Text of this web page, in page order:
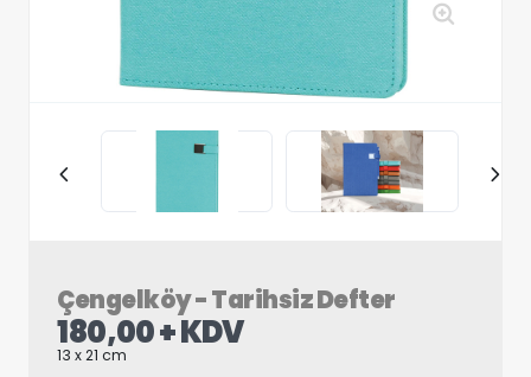
Çengelköy - Tarihsiz Defter
180,00 + KDV
13 x 21 cm